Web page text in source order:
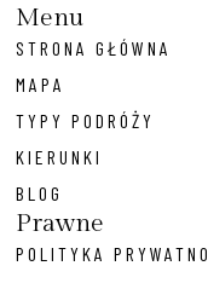
Menu
STRONA GŁÓWNA
MAPA
TYPY PODRÓŻY
KIERUNKI
BLOG
Prawne
POLITYKA